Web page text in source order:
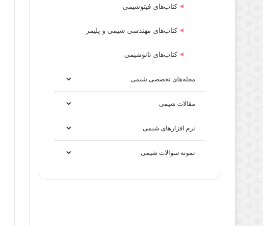
کتاب‌های فیتوشیمی
کتاب‌های مهندسی شیمی و پلیمر
کتاب‌های نانوشیمی
مجله‌های تخصصی شیمی
مقالات شیمی
نرم افزارهای شیمی
نمونه سوالات شیمی